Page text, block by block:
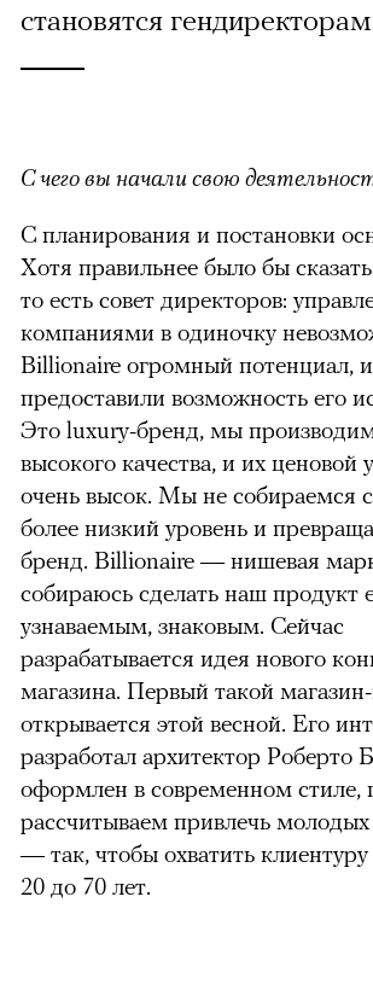
становятся
С чего вы начали свою
С планирования и постановки
Хотя правильнее было бы
то есть совет директоров:
компаниями в одиночку
Billionaire огромный потенциал,
предоставили возможность его
Это luxury-бренд, мы
высокого качества, и их ценовой
очень высок. Мы не собираемся
более низкий уровень и
бренд. Billionaire — нишевая
собираюсь сделать наш продукт
узнаваемым, знаковым. Сейчас
разрабатывается идея нового
магазина. Первый такой
открывается этой весной. Его
разработал архитектор Роберто
оформлен в современном стиле,
рассчитываем привлечь молодых
— так, чтобы охватить клиентуру
20 до 70 лет.